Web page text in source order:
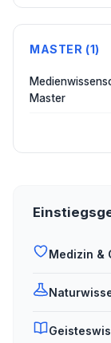
MASTER (1)
Master
Medizin &